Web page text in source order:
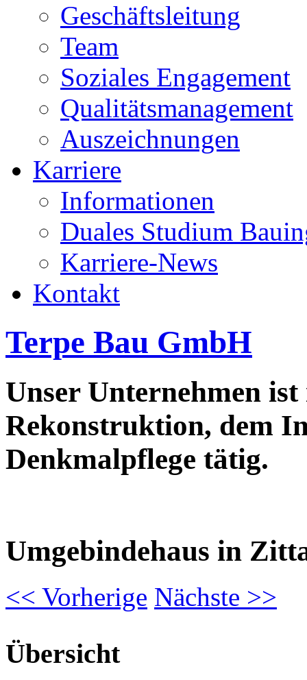
Geschäftsleitung
Team
Soziales Engagement
Qualitätsmanagement
Auszeichnungen
Karriere
Informationen
Duales Studium
Karriere-News
Kontakt
Terpe Bau GmbH
Unser Unternehmen
Rekonstruktion, dem
Denkmalpflege tätig.
Umgebindehaus in
<< Vorherige Nächste >>
Übersicht